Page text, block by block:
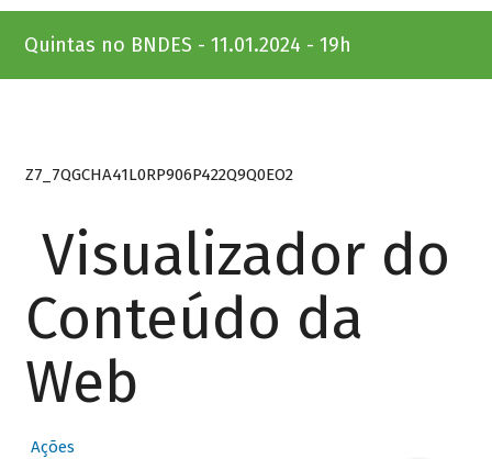
Quintas no BNDES - 11.01.2024 - 19h
Z7_7QGCHA41L0RP906P422Q9Q0EO2
Visualizador do
Conteúdo da
Web
Ações